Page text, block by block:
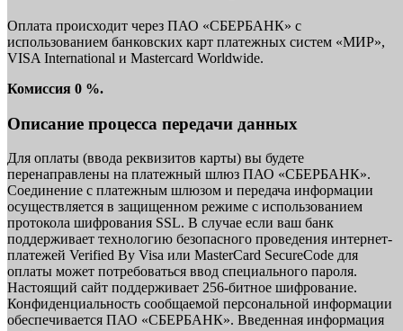
Оплата происходит через ПАО «СБЕРБАНК» с
использованием банковских карт платежных систем «МИР»,
VISA International и Mastercard Worldwide.
Комиссия 0 %.
Описание процесса передачи данных
Для оплаты (ввода реквизитов карты) вы будете
перенаправлены на платежный шлюз ПАО «СБЕРБАНК».
Соединение с платежным шлюзом и передача информации
осуществляется в защищенном режиме с использованием
протокола шифрования SSL. В случае если ваш банк
поддерживает технологию безопасного проведения интернет-
платежей Verified By Visa или MasterCard SecureCode для
оплаты может потребоваться ввод специального пароля.
Настоящий сайт поддерживает 256-битное шифрование.
Конфиденциальность сообщаемой персональной информации
обеспечивается ПАО «СБЕРБАНК». Введенная информация